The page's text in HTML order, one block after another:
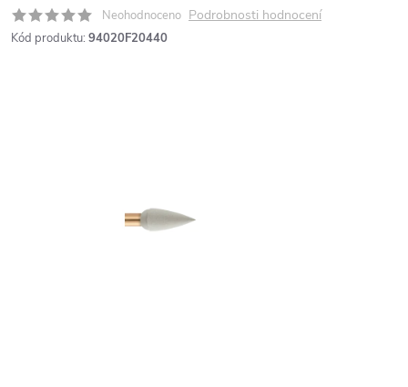
Neohodnoceno Podrobnosti hodnocení
Kód produktu: 94020F20440